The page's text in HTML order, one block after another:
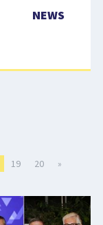
NEWS
19 20 »